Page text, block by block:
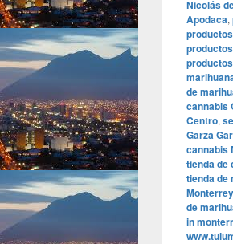
Nicolás
Apodaca,
de
cannabis
Centro,
Garza
cannabis
tienda de
tienda de
Monterrey
de
in